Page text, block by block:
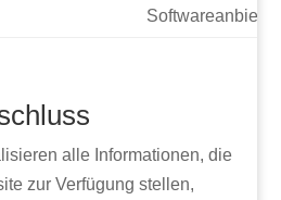
Softwareanbieter
alle Informationen, die
zur Verfügung stellen,